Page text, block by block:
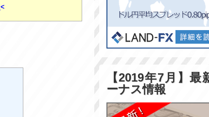
<
【2019年7月】最
ーナス情報